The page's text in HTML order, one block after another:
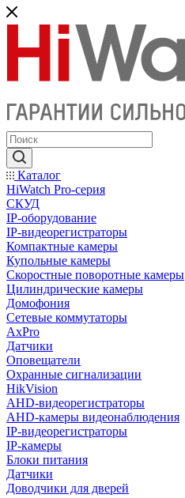
Каталог
HiWatch Pro-серия
CКУД
IP-оборудование
IP-видеорегистраторы
Компактные камеры
Купольные камеры
Скоростные поворотные камеры
Цилиндрические камеры
Домофония
Сетевые коммутаторы
AxPro
Датчики
Оповещатели
Охранные сигнализации
HikVision
AHD-видеорегистраторы
AHD-камеры видеонаблюдения
IP-видеорегистраторы
IP-камеры
Блоки питания
Датчики
Доводчики для дверей